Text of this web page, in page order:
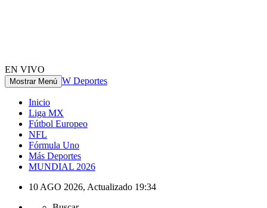
EN VIVO
Mostrar Menú W Deportes
Inicio
Liga MX
Fútbol Europeo
NFL
Fórmula Uno
Más Deportes
MUNDIAL 2026
10 AGO 2026, Actualizado 19:34